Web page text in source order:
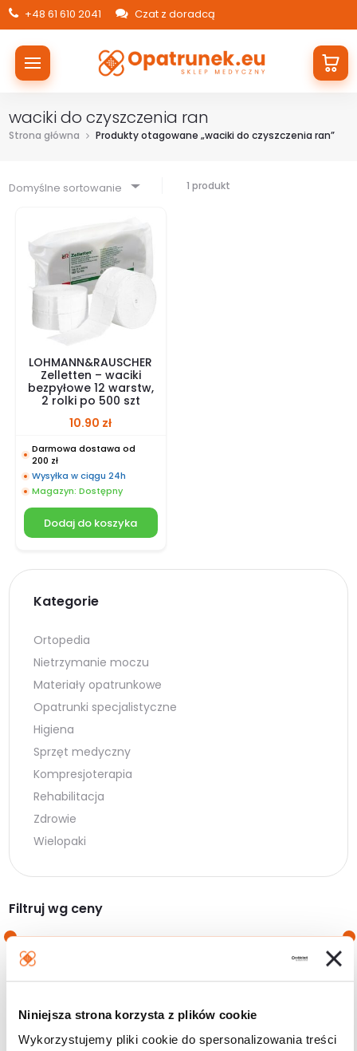
Niniejsza strona korzysta z plików cookie
Wykorzystujemy pliki cookie do spersonalizowania treści
+48 61 610 2041 Czat z doradcą
waciki do czyszczenia ran
Strona główna Produkty otagowane „waciki do czyszczenia ran”
Domyślne sortowanie 1 produkt
LOHMANN&RAUSCHER
Zelletten – waciki
bezpyłowe 12 warstw,
2 rolki po 500 szt
10.90 zł
Darmowa dostawa od
200 zł
Wysyłka w ciągu 24h
Magazyn: Dostępny
Dodaj do koszyka
Kategorie
Ortopedia
Nietrzymanie moczu
Materiały opatrunkowe
Opatrunki specjalistyczne
Higiena
Sprzęt medyczny
Kompresjoterapia
Rehabilitacja
Zdrowie
Wielopaki
Filtruj wg ceny
Filtruj